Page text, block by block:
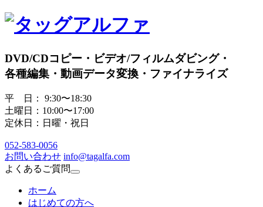
DVD/CDコピー・ビデオ/フィルムダビング・
各種編集・動画データ変換・ファイナライズ
平 日： 9:30〜18:30
土曜日：10:00〜17:00
定休日：日曜・祝日
052-583-0056
お問い合わせ info@tagalfa.com
よくあるご質問
ホーム
はじめての方へ